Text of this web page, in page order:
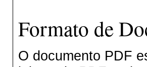
Formato de
O documento PDF